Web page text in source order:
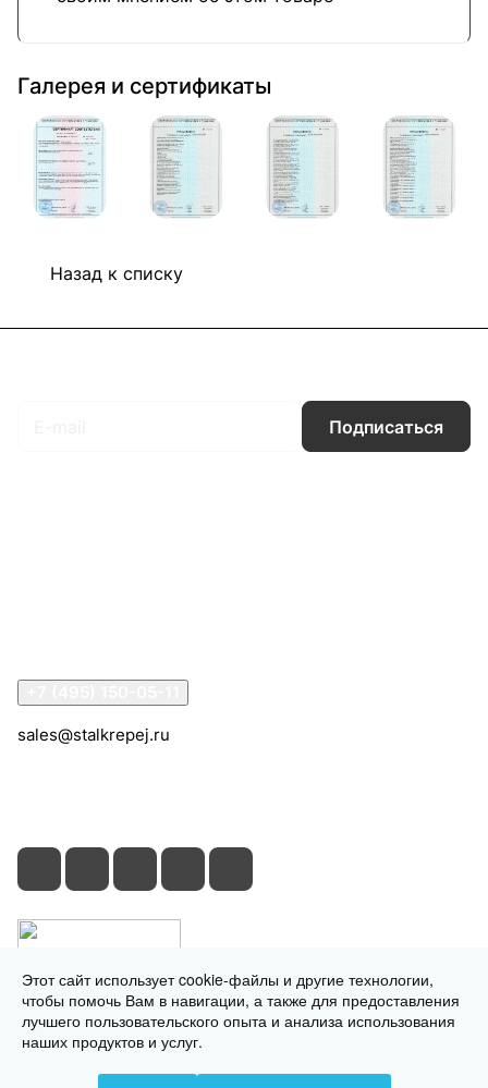
Галерея и сертификаты
Назад к списку
Подписаться
sales@stalkrepej.ru
© 2026 © 2026 © СтальКрепеж - интернет-магазин
Этот сайт использует cookie-файлы и другие технологии,
чтобы помочь Вам в навигации, а также для предоставления
лучшего пользовательского опыта и анализа использования
наших продуктов и услуг.